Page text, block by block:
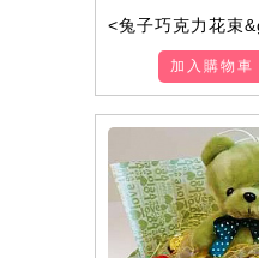
<兔子巧克力花束
加入購物車